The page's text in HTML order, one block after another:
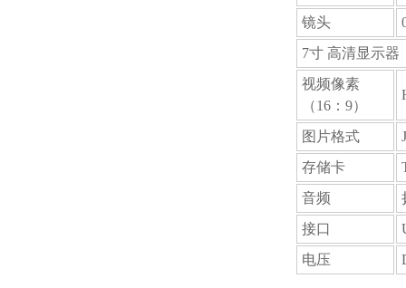
镜头
7寸 高清显示器
视频像素
（16：9）
图片格式
存储卡
音频
接口
电压